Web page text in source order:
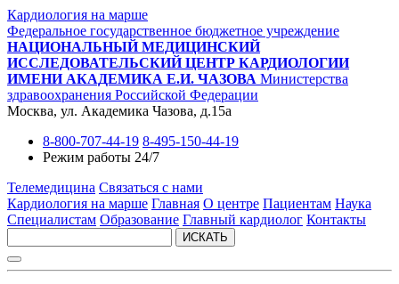
Кардиология на марше
Федеральное государственное бюджетное учреждение
НАЦИОНАЛЬНЫЙ МЕДИЦИНСКИЙ
ИССЛЕДОВАТЕЛЬСКИЙ ЦЕНТР КАРДИОЛОГИИ
ИМЕНИ АКАДЕМИКА Е.И. ЧАЗОВА Министерства
здравоохранения Российской Федерации
Москва, ул. Академика Чазова, д.15а
8-800-707-44-19 8-495-150-44-19
Режим работы 24/7
Телемедицина Связаться с нами
Кардиология на марше Главная О центре Пациентам Наука
Специалистам Образование Главный кардиолог Контакты
ИСКАТЬ